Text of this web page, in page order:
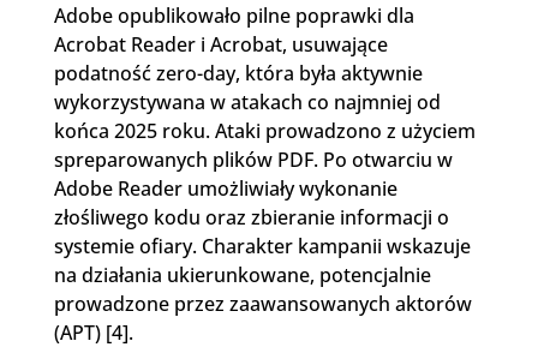
Adobe opublikowało pilne poprawki dla
Acrobat Reader i Acrobat, usuwające
podatność zero-day, która była aktywnie
wykorzystywana w atakach co najmniej od
końca 2025 roku. Ataki prowadzono z użyciem
spreparowanych plików PDF. Po otwarciu w
Adobe Reader umożliwiały wykonanie
złośliwego kodu oraz zbieranie informacji o
systemie ofiary. Charakter kampanii wskazuje
na działania ukierunkowane, potencjalnie
prowadzone przez zaawansowanych aktorów
(APT) [4].